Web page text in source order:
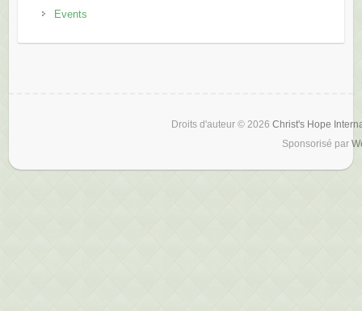
Events
Droits d'auteur © 2026 Christ's Hope
Sponsorisé par